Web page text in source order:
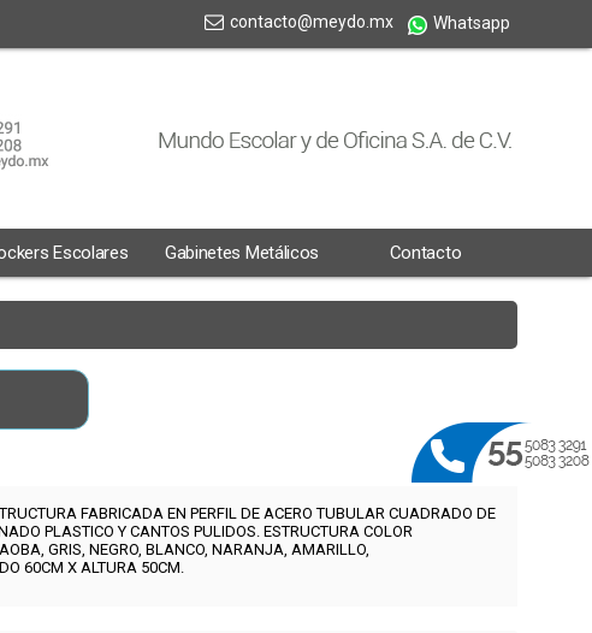
contacto@meydo.mx Whatsapp
Escolares Gabinetes Metálicos Contacto
FABRICADA EN PERFIL DE ACERO TUBULAR CUADRADO DE
PLASTICO Y CANTOS PULIDOS. ESTRUCTURA COLOR
GRIS, NEGRO, BLANCO, NARANJA, AMARILLO,
60CM X ALTURA 50CM.